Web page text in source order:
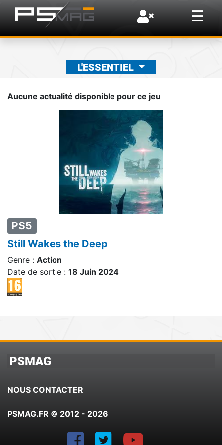
☰
×
L'ESSENTIEL
PS5
Still Wakes the Deep
Genre : Action
Date de sortie : 18 Juin 2024
Aucune actualité disponible pour ce jeu
PSMAG
NOUS CONTACTER
PSMAG.FR © 2012 - 2026